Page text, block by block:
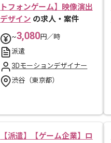
トフォンゲーム】映像演出
デザイン の求人・案件
~3,080円／時
派遣
3Dモーションデザイナー
渋谷（東京都）
【派遣】【ゲーム企業】ロ